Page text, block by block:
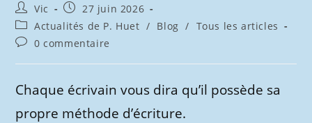
Auteur/autrice
de
la
publication :
Vic
Publication
publiée :
27 juin 2026
Post
category:
Actualités de P. Huet / Blog / Tous les articles
Commentaires
la
publication :
0 commentaire
Chaque écrivain vous dira qu’il possède sa
propre méthode d’écriture.